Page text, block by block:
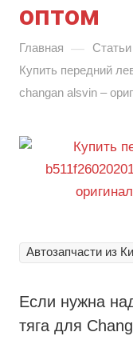
оптом
Главная — Статьи
Купить передний
changan alsvin –
Автозапчасти из
Если нужна
тяга для